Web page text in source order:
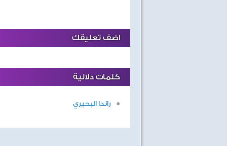
اضف تعليقك
كلمات دلالية
راندا البحيري